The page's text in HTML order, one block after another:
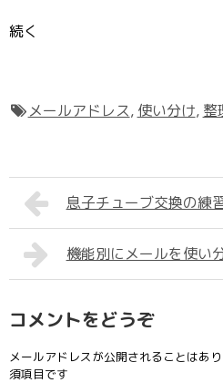
続く
メールアドレス, 使い分け, 整
息子チューブ交換の練
機能別にメールを使い
コメントをどうぞ
メールアドレスが公開されることはあり
須項目です